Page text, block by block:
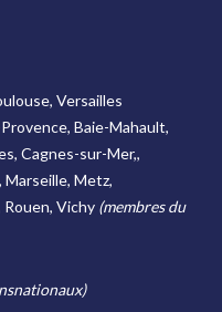
Versailles
Baie-Mahault,
Cagnes-sur-Mer,,
Marseille, Metz,
Vichy (membres du